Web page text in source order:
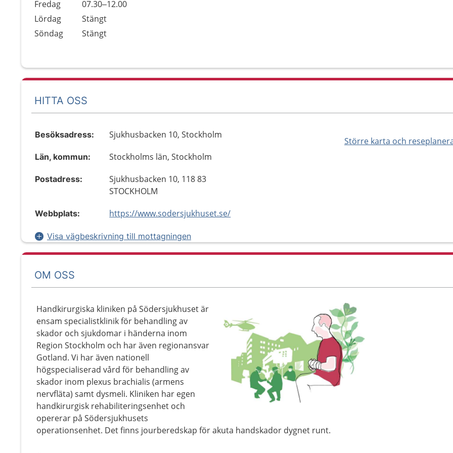
Fredag
07.30–12.00
Lördag
Stängt
Söndag
Stängt
HITTA OSS
Större karta och
Besöksadress: Sjukhusbacken 10, Stockholm
Län, kommun: Stockholms län, Stockholm
Postadress:
Sjukhusbacken 10, 118 83
STOCKHOLM
Webbplats: https://www.sodersjukhuset.se/
Visa vägbeskrivning till mottagningen
OM OSS
Handkirurgiska kliniken på Södersjukhuset är
ensam specialistklinik för behandling av
skador och sjukdomar i händerna inom
Region Stockholm och har även regionansvar
Gotland. Vi har även nationell
högspecialiserad vård för behandling av
skador inom plexus brachialis (armens
nervfläta) samt dysmeli. Kliniken har egen
handkirurgisk rehabiliteringsenhet och
opererar på Södersjukhusets
operationsenhet. Det finns jourberedskap för akuta handskador dygnet runt.